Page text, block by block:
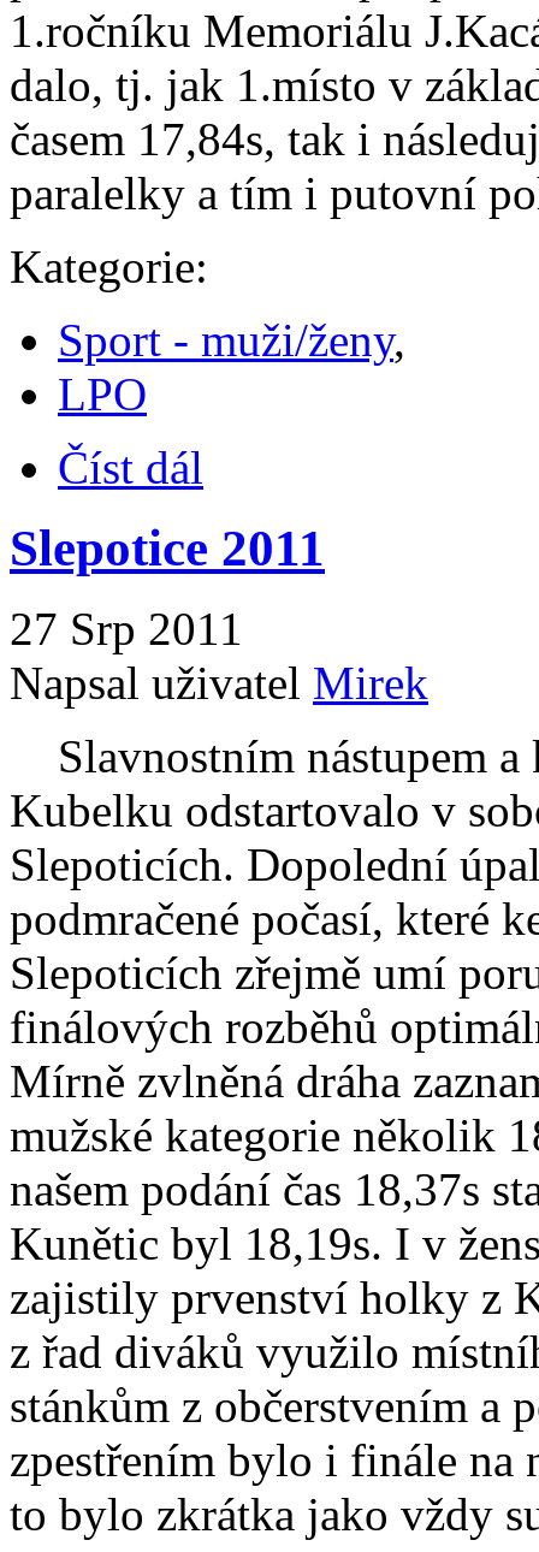
1.ročníku Memoriálu
dalo, tj. jak 1.místo v
časem 17,84s, tak i
paralelky a tím i putovní
Kategorie:
Sport - muži/ženy,
LPO
Číst dál
Slepotice 2011
27 Srp 2011
Napsal uživatel Mirek
Slavnostním nástupem a
Kubelku odstartovalo v
Slepoticích. Dopolední
podmračené počasí, které
Slepoticích zřejmě umí
finálových rozběhů
Mírně zvlněná dráha
mužské kategorie několik
našem podání čas 18,37s
Kunětic byl 18,19s. I v
zajistily prvenství holky z
z řad diváků využilo
stánkům z občerstvením a
zpestřením bylo i finále na
to bylo zkrátka jako vždy